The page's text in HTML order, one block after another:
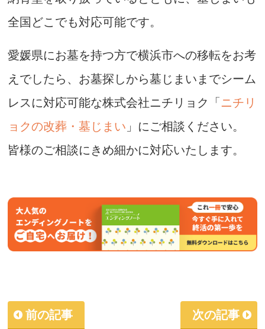
全国どこでも対応可能です。
愛媛県にお墓を持つ方で横浜市への移転をお考
えでしたら、お墓探しから墓じまいまでシーム
レスに対応可能な株式会社ニチリョク「 ニチリ
ョクの改葬・墓じまい 」にご相談ください。
皆様のご相談にきめ細かに対応いたします。
前の記事 次の記事